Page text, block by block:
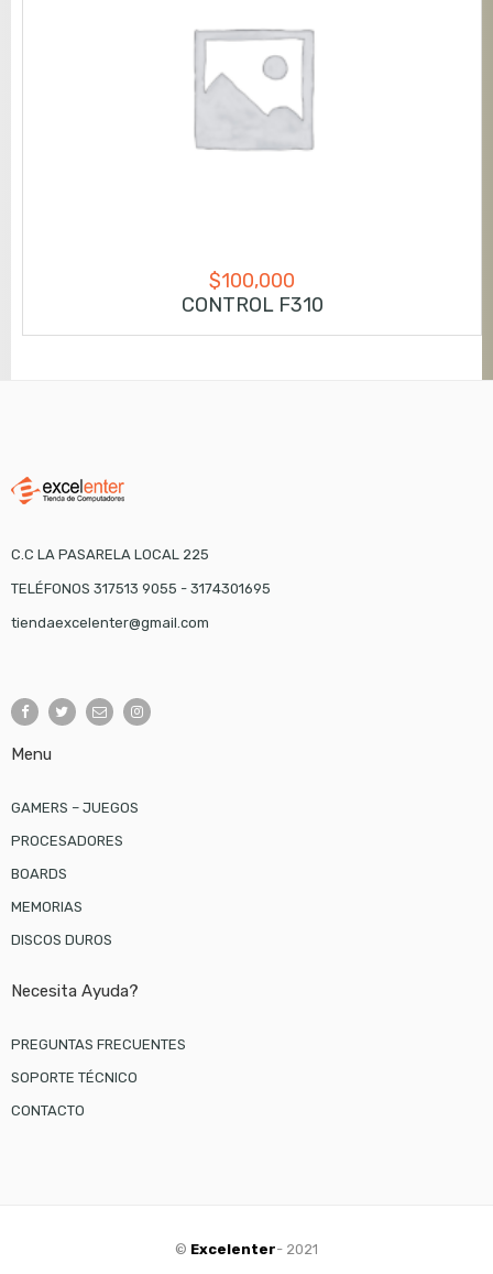
$100,000
CONTROL F310
C.C LA PASARELA LOCAL 225
TELÉFONOS 317513 9055 - 3174301695
tiendaexcelenter@gmail.com
Menu
GAMERS – JUEGOS
PROCESADORES
BOARDS
MEMORIAS
DISCOS DUROS
Necesita Ayuda?
PREGUNTAS FRECUENTES
SOPORTE TÉCNICO
CONTACTO
© Excelenter- 2021